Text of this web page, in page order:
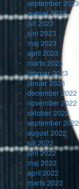
september 2023
august 2023
juli 2023
juni 2023
maj 2023
april 2023
marts 2023
februar 2023
januar 2023
december 2022
november 2022
oktober 2022
september 2022
august 2022
juli 2022
juni 2022
maj 2022
april 2022
marts 2022